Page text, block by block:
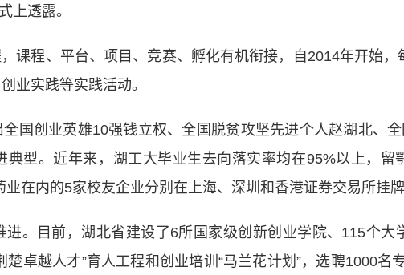
上透露。
程、平台、项目、竞赛、孵化有机衔接，自2014年开始，
业实践等实践活动。
创业英雄10强钱立权、全国脱贫攻坚先进个人赵湖北、全
型。近年来，湖工大毕业生去向落实率均在95%以上，留
在内的5家校友企业分别在上海、深圳和香港证券交易所挂牌
目前，湖北省建设了6所国家级创新创业学院、115个大
卓越人才”育人工程和创业培训“马兰花计划”，选聘1000名